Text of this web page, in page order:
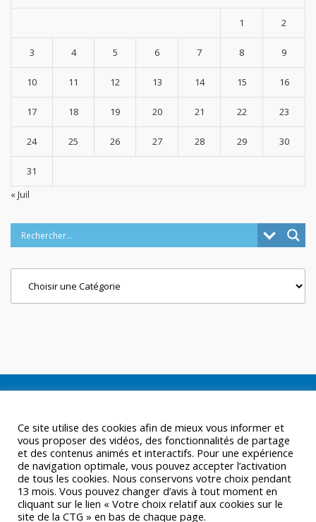
1 2
3 4 5 6 7 8 9
10 11 12 13 14 15 16
17 18 19 20 21 22 23
24 25 26 27 28 29 30
31
« Juil
Ce site utilise des cookies afin de mieux vous informer et
vous proposer des vidéos, des fonctionnalités de partage
et des contenus animés et interactifs. Pour une expérience
de navigation optimale, vous pouvez accepter l’activation
de tous les cookies. Nous conservons votre choix pendant
13 mois. Vous pouvez changer d’avis à tout moment en
cliquant sur le lien « Votre choix relatif aux cookies sur le
site de la CTG » en bas de chaque page.